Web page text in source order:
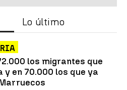
Lo último
los migrantes que
y en 70.000 los que ya